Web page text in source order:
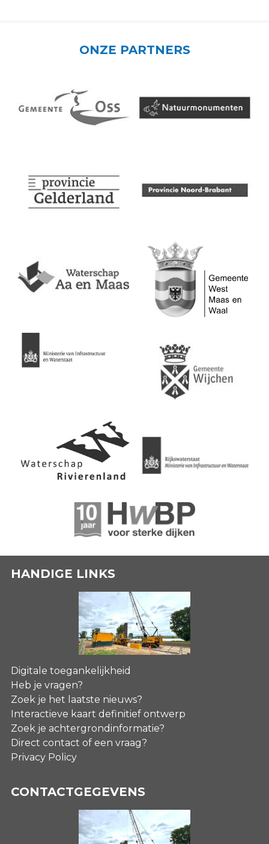
ONZE PARTNERS
HANDIGE LINKS
Digitale toegankelijkheid
Heb je vragen?
Zoek je het laatste nieuws?
Interactieve kaart definitief ontwerp
Zoek je achtergrondinformatie?
Direct contact of een vraag?
Privacy Policy
CONTACTGEGEVENS